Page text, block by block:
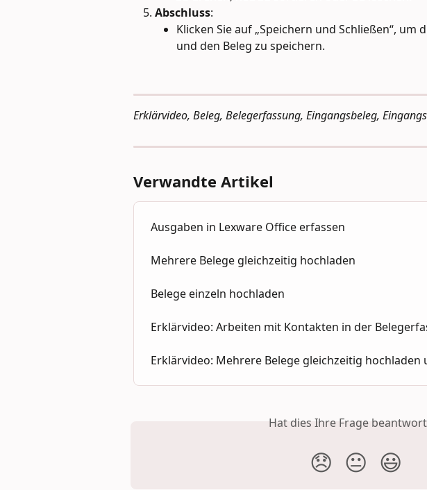
Abschluss:
Klicken Sie auf „Speichern und Schließen“, um
und den Beleg zu speichern.
Erklärvideo, Beleg, Belegerfassung, Eingangsbeleg,
Verwandte Artikel
Ausgaben in Lexware Office erfassen
Mehrere Belege gleichzeitig hochladen
Belege einzeln hochladen
Erklärvideo: Arbeiten mit Kontakten in der
Erklärvideo: Mehrere Belege gleichzeitig hochladen
Hat dies Ihre Frage
😞 😐 😃